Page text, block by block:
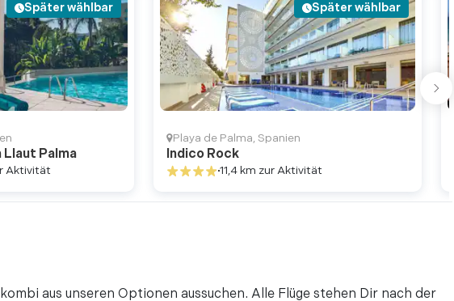
Mehr lesen
•vor 2 Jahren
"Beeindruckendes Beispiel gotischer Architektur und ein
Highlight für jeden Besucher. Die hoch aufragenden Türme, die
kunstvollen Fassaden und das det ...
Mehr lesen
"Der Besuch der Kathedrale war es auf jeden Fall wert, es war
Später wählbar
Palma
Aktivität
Später wählbar
Playa de Palma, Spanien
Indico Rock
11,4 km zur Aktivität
aus unseren Optionen aussuchen. Alle Flüge stehen Dir nach der